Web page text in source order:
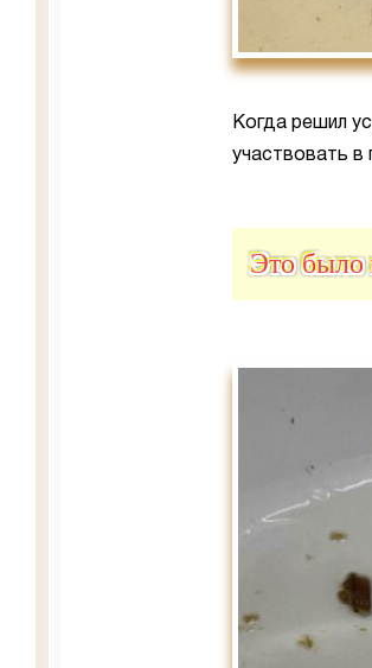
Когда решил
участвовать в
Это было